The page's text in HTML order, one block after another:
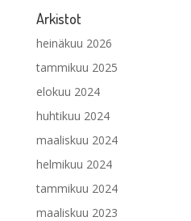
Arkistot
heinäkuu 2026
tammikuu 2025
elokuu 2024
huhtikuu 2024
maaliskuu 2024
helmikuu 2024
tammikuu 2024
maaliskuu 2023